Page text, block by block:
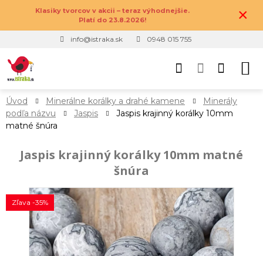
Klasiky tvorcov v akcii – teraz výhodnejšie.
Platí do 23.8.2026!
×
info@istraka.sk 0948 015 755
Úvod Minerálne korálky a drahé kamene
Minerály
podľa názvu
Jaspis
Jaspis krajinný korálky 10mm
matné šnúra
Jaspis krajinný korálky 10mm matné
šnúra
Zľava -35%